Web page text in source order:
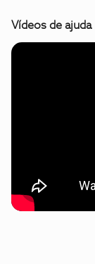
Vídeos de ajuda